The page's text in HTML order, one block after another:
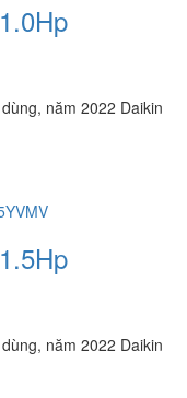
năm 2022 Daikin
năm 2022 Daikin